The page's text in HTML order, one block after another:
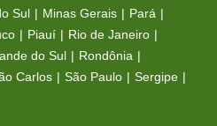
Sul Minas Gerais
Pará
Piauí
Rio de Janeiro
do Sul
Rondônia
Carlos São Paulo
Sergipe